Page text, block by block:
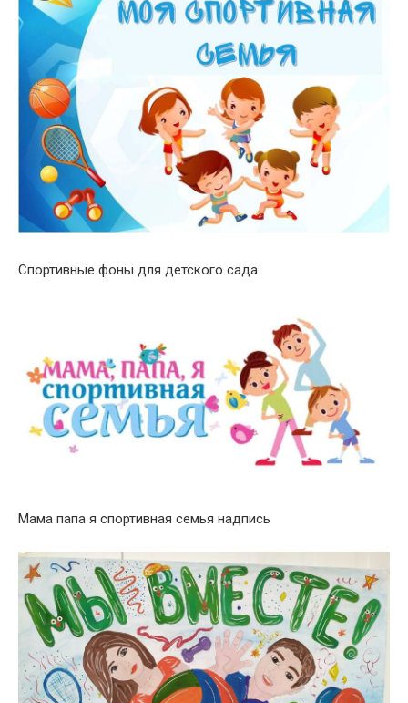
Спортивные фоны для детского сада
Мама папа я спортивная семья надпись